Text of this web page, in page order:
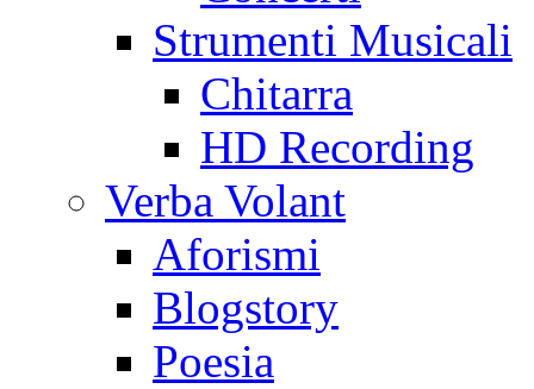
Strumenti Musicali
Chitarra
HD Recording
Verba Volant
Aforismi
Blogstory
Poesia